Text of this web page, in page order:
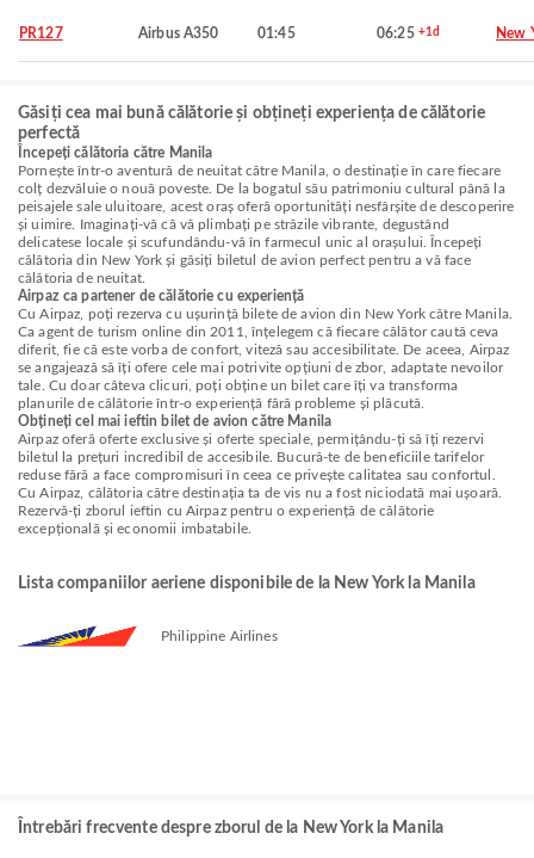
PR127 Airbus A350 01:45 06:25 +1d New
Găsiți cea mai bună călătorie și obțineți experiența de călătorie
perfectă
Începeți călătoria către Manila
Pornește într-o aventură de neuitat către Manila, o destinație în care fiecare
colț dezvăluie o nouă poveste. De la bogatul său patrimoniu cultural până la
peisajele sale uluitoare, acest oraș oferă oportunități nesfârșite de descoperire
și uimire. Imaginați-vă că vă plimbați pe străzile vibrante, degustând
delicatese locale și scufundându-vă în farmecul unic al orașului. Începeți
călătoria din New York și găsiți biletul de avion perfect pentru a vă face
călătoria de neuitat.
Airpaz ca partener de călătorie cu experiență
Cu Airpaz, poți rezerva cu ușurință bilete de avion din New York către Manila.
Ca agent de turism online din 2011, înțelegem că fiecare călător caută ceva
diferit, fie că este vorba de confort, viteză sau accesibilitate. De aceea, Airpaz
se angajează să îți ofere cele mai potrivite opțiuni de zbor, adaptate nevoilor
tale. Cu doar câteva clicuri, poți obține un bilet care îți va transforma
planurile de călătorie într-o experiență fără probleme și plăcută.
Obțineți cel mai ieftin bilet de avion către Manila
Airpaz oferă oferte exclusive și oferte speciale, permițându-ți să îți rezervi
biletul la prețuri incredibil de accesibile. Bucură-te de beneficiile tarifelor
reduse fără a face compromisuri în ceea ce privește calitatea sau confortul.
Cu Airpaz, călătoria către destinația ta de vis nu a fost niciodată mai ușoară.
Rezervă-ți zborul ieftin cu Airpaz pentru o experiență de călătorie
excepțională și economii imbatabile.
Lista companiilor aeriene disponibile de la New York la Manila
Philippine Airlines
Întrebări frecvente despre zborul de la New York la Manila